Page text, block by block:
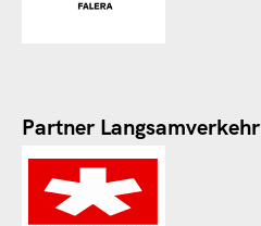
Partner Langsamverkehr